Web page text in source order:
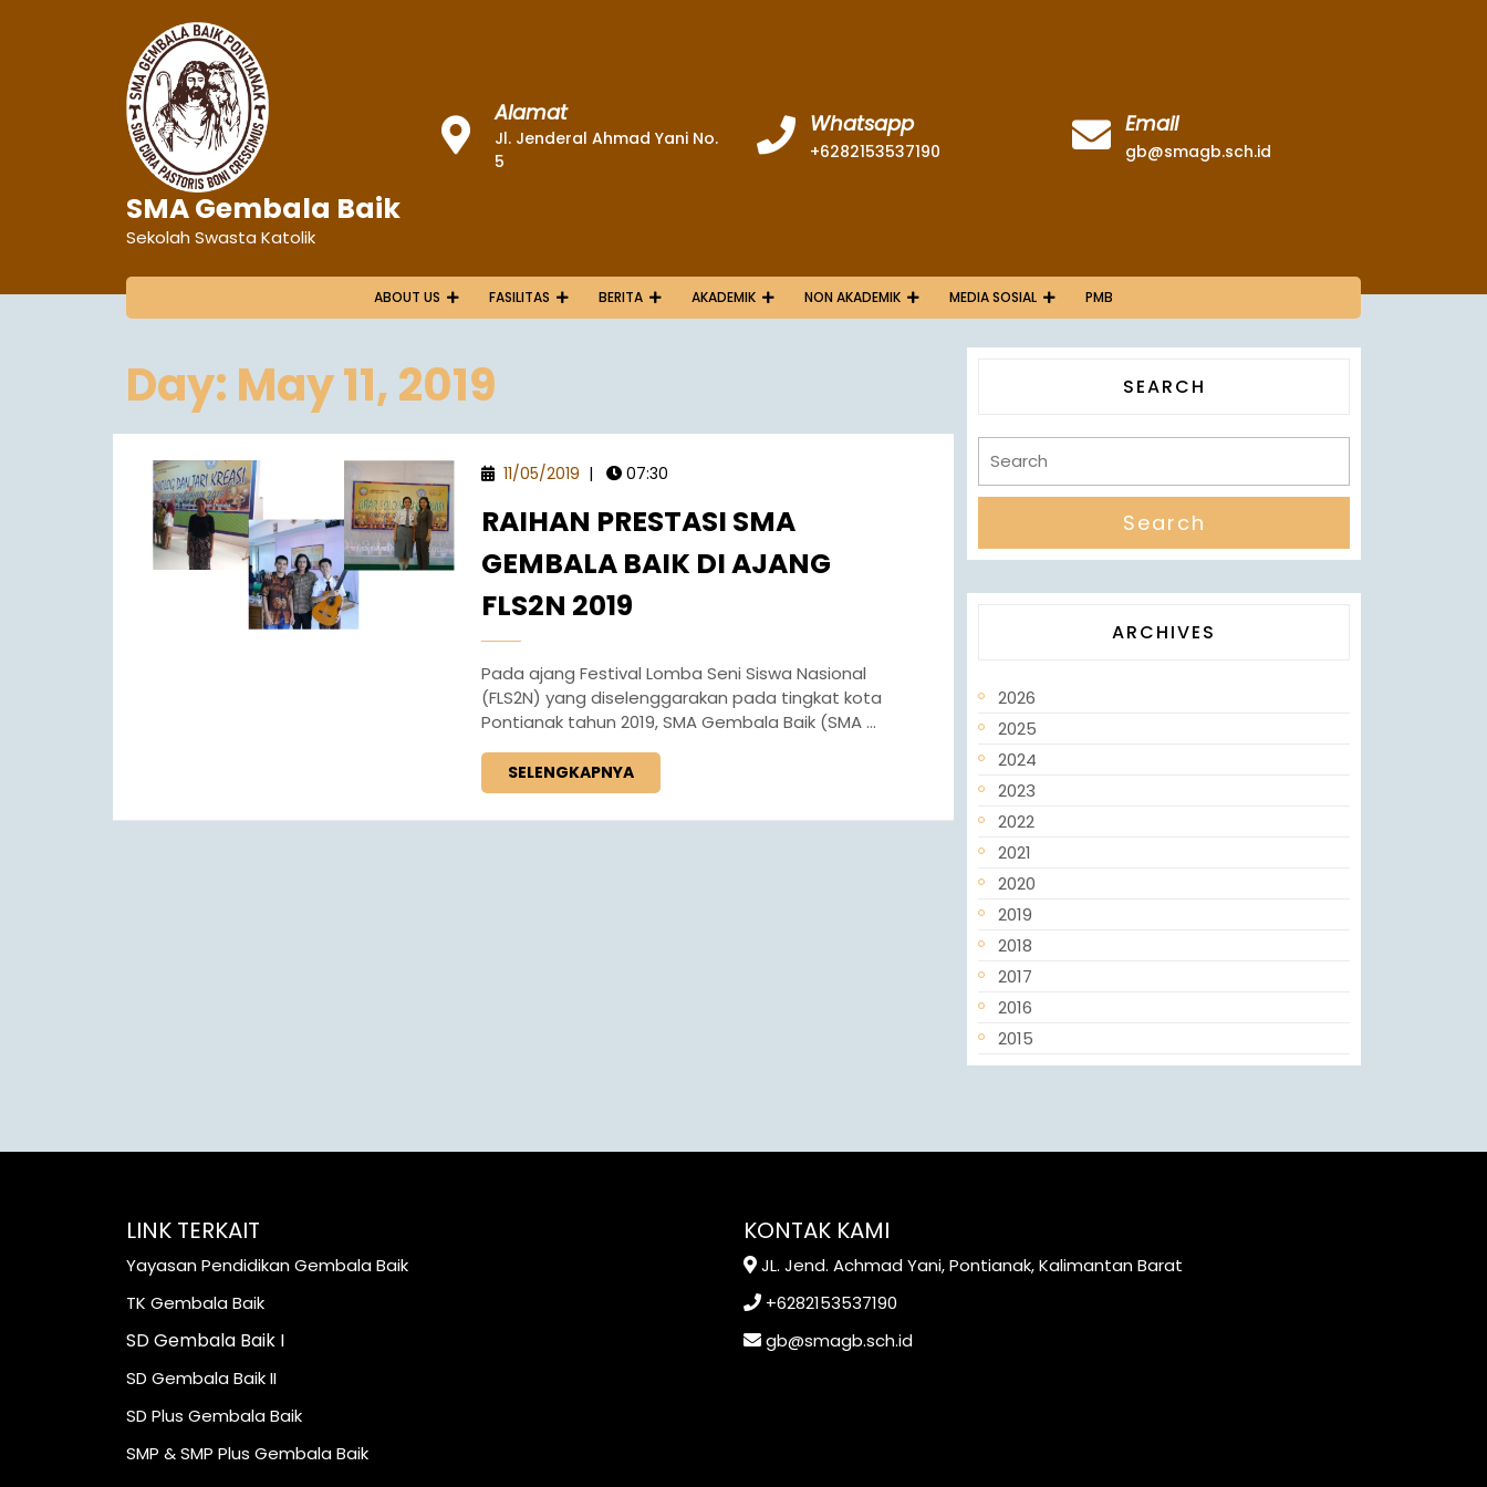
SMA Gembala Baik
Sekolah Swasta Katolik
Alamat
Jl. Jenderal Ahmad Yani No.
5
Whatsapp
+6282153537190
Email
gb@smagb.sch.id
ABOUT US FASILITAS BERITA AKADEMIK NON AKADEMIK MEDIA SOSIAL PMB
Day: May 11, 2019
11/05/2019 | 07:30
RAIHAN PRESTASI SMA
GEMBALA BAIK DI AJANG
FLS2N 2019
Pada ajang Festival Lomba Seni Siswa Nasional
(FLS2N) yang diselenggarakan pada tingkat kota
Pontianak tahun 2019, SMA Gembala Baik (SMA ...
SELENGKAPNYA
SEARCH
ARCHIVES
2026
2025
2024
2023
2022
2021
2020
2019
2018
2017
2016
2015
LINK TERKAIT
Yayasan Pendidikan Gembala Baik
TK Gembala Baik
SD Gembala Baik I
SD Gembala Baik II
SD Plus Gembala Baik
SMP & SMP Plus Gembala Baik
KONTAK KAMI
JL. Jend. Achmad Yani, Pontianak, Kalimantan Barat
+6282153537190
gb@smagb.sch.id